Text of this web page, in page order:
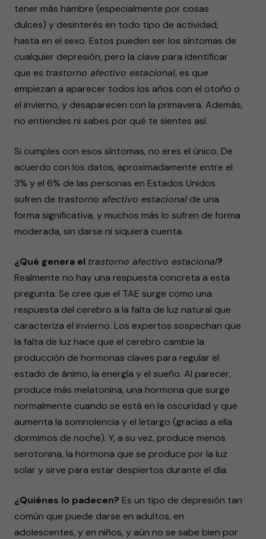
tener más hambre (especialmente por cosas
dulces) y desinterés en todo tipo de actividad,
hasta en el sexo. Estos pueden ser los síntomas de
cualquier depresión, pero la clave para identificar
que es trastorno afectivo estacional, es que
empiezan a aparecer todos los años con el otoño o
el invierno, y desaparecen con la primavera. Además,
no entiendes ni sabes por qué te sientes así.
Si cumples con esos síntomas, no eres el único. De
acuerdo con los datos, aproximadamente entre el
3% y el 6% de las personas en Estados Unidos
sufren de trastorno afectivo estacional de una
forma significativa, y muchos más lo sufren de forma
moderada, sin darse ni siquiera cuenta.
¿Qué genera el trastorno afectivo estacional?
Realmente no hay una respuesta concreta a esta
pregunta. Se cree que el TAE surge como una
respuesta del cerebro a la falta de luz natural que
caracteriza el invierno. Los expertos sospechan que
la falta de luz hace que el cerebro cambie la
producción de hormonas claves para regular el
estado de ánimo, la energía y el sueño. Al parecer,
produce más melatonina, una hormona que surge
normalmente cuando se está en la oscuridad y que
aumenta la somnolencia y el letargo (gracias a ella
dormimos de noche). Y, a su vez, produce menos
serotonina, la hormona que se produce por la luz
solar y sirve para estar despiertos durante el día.
¿Quiénes lo padecen? Es un tipo de depresión tan
común que puede darse en adultos, en
adolescentes, y en niños, y aún no se sabe bien por